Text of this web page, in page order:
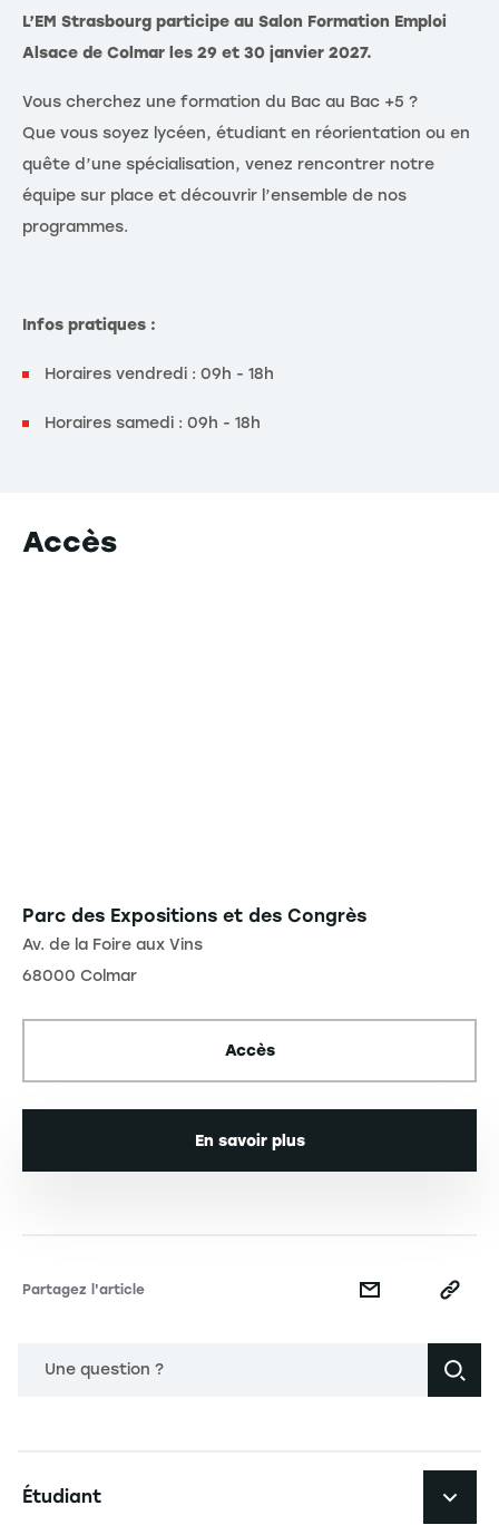
L’EM Strasbourg participe au Salon Formation Emploi
Alsace de Colmar les 29 et 30 janvier 2027.
Vous cherchez une formation du Bac au Bac +5 ?
Que vous soyez lycéen, étudiant en réorientation ou en
quête d’une spécialisation, venez rencontrer notre
équipe sur place et découvrir l’ensemble de nos
programmes.
Infos pratiques :
Horaires vendredi : 09h - 18h
Horaires samedi : 09h - 18h
Accès
Parc des Expositions et des Congrès
Av. de la Foire aux Vins
68000 Colmar
Accès
En savoir plus
Partagez l'article
Une question ?
Étudiant